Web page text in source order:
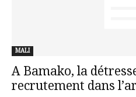
MALI
A Bamako, la
recrutement dans